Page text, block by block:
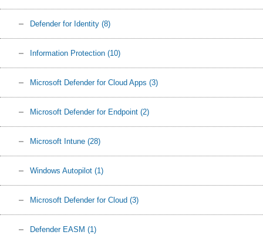
Defender for Identity (8)
Information Protection (10)
Microsoft Defender for Cloud Apps (3)
Microsoft Defender for Endpoint (2)
Microsoft Intune (28)
Windows Autopilot (1)
Microsoft Defender for Cloud (3)
Defender EASM (1)